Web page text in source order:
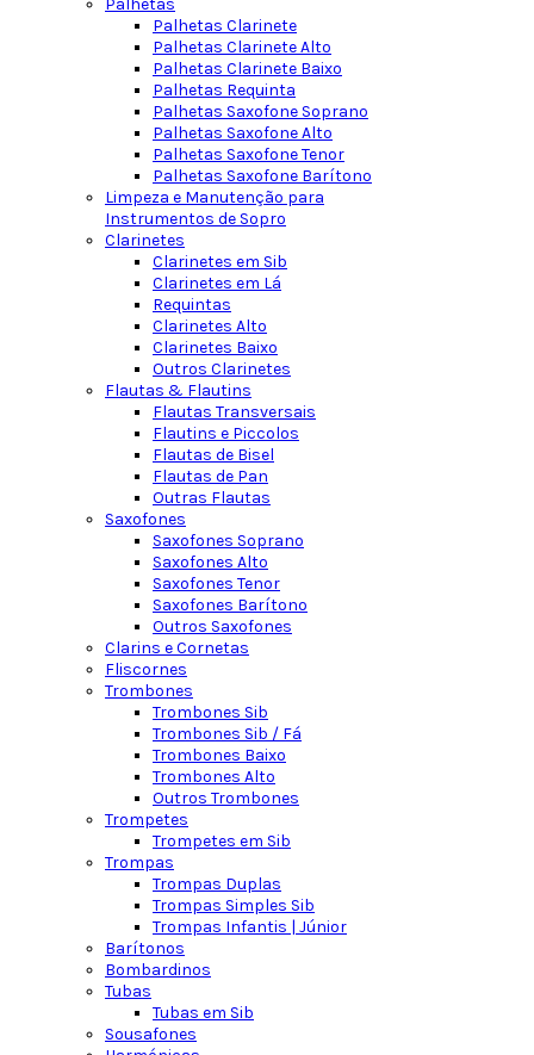
Palhetas
Palhetas Clarinete
Palhetas Clarinete Alto
Palhetas Clarinete Baixo
Palhetas Requinta
Palhetas Saxofone Soprano
Palhetas Saxofone Alto
Palhetas Saxofone Tenor
Palhetas Saxofone Barítono
Limpeza e Manutenção para
Instrumentos de Sopro
Clarinetes
Clarinetes em Sib
Clarinetes em Lá
Requintas
Clarinetes Alto
Clarinetes Baixo
Outros Clarinetes
Flautas & Flautins
Flautas Transversais
Flautins e Piccolos
Flautas de Bisel
Flautas de Pan
Outras Flautas
Saxofones
Saxofones Soprano
Saxofones Alto
Saxofones Tenor
Saxofones Barítono
Outros Saxofones
Clarins e Cornetas
Fliscornes
Trombones
Trombones Sib
Trombones Sib / Fá
Trombones Baixo
Trombones Alto
Outros Trombones
Trompetes
Trompetes em Sib
Trompas
Trompas Duplas
Trompas Simples Sib
Trompas Infantis | Júnior
Barítonos
Bombardinos
Tubas
Tubas em Sib
Sousafones